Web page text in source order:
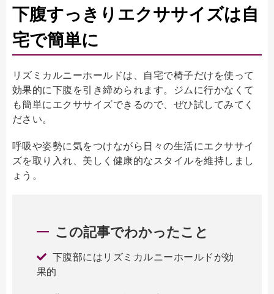
下腹すっきりエクササイズは自
宅で簡単に
リズミカルニーホールドは、自宅で椅子だけを使って
効果的に下腹を引き締められます。ジムに行かなくて
も簡単にエクササイズできるので、ぜひ試してみてく
ださい。
呼吸や姿勢に気をつけながら日々の生活にエクササイ
ズを取り入れ、美しく健康的なスタイルを維持しまし
ょう。
この記事でわかったこと
下腹部にはリズミカルニーホールドが効
果的